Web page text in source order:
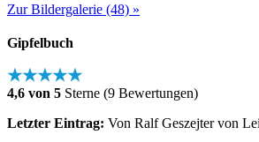
Zur Bildergalerie (48) »
Gipfelbuch
★★★★★
4,6 von 5 Sterne (9 Bewertungen)
Letzter Eintrag: Von Ralf Geszejter von